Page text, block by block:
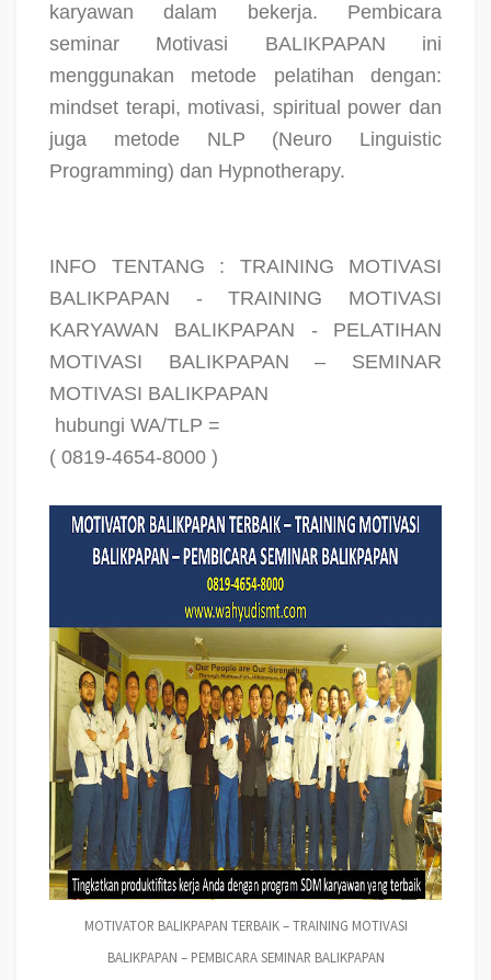
karyawan dalam bekerja. Pembicara
seminar Motivasi BALIKPAPAN ini
menggunakan metode pelatihan dengan:
mindset terapi, motivasi, spiritual power dan
juga metode NLP (Neuro Linguistic
Programming) dan Hypnotherapy.
INFO TENTANG : TRAINING MOTIVASI
BALIKPAPAN - TRAINING MOTIVASI
KARYAWAN BALIKPAPAN - PELATIHAN
MOTIVASI BALIKPAPAN – SEMINAR
MOTIVASI BALIKPAPAN
hubungi WA/TLP =
( 0819-4654-8000 )
MOTIVATOR BALIKPAPAN TERBAIK – TRAINING MOTIVASI
BALIKPAPAN – PEMBICARA SEMINAR BALIKPAPAN